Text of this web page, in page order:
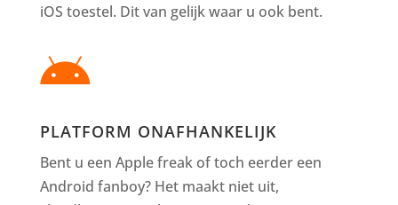
iOS toestel. Dit van gelijk waar u ook bent.

PLATFORM ONAFHANKELIJK
Bent u een Apple freak of toch eerder een
Android fanboy? Het maakt niet uit,